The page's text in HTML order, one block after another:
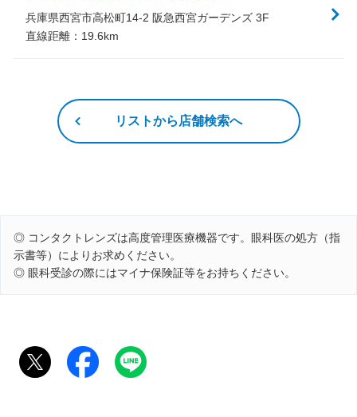
兵庫県西宮市高松町14-2 阪急西宮ガーデンズ 3F
直線距離： 19.6km
リストから店舗検索へ
◎ コンタクトレンズは高度管理医療機器です。眼科医の処方（指
示書等）によりお求めください。
◎ 眼科受診の際にはマイナ保険証等をお持ちください。